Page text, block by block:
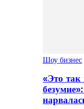
Шоу бизнес
«Это так